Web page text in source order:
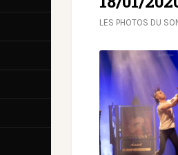
LES PHOTOS DU